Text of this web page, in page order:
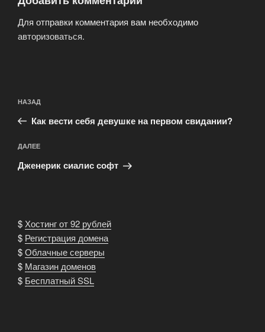
Для отправки комментария вам необходимо
авторизоваться.
по
записям
Предыдущая
запись:
НАЗАД
Как вести себя девушке на первом свидании?
Следующая
запись
ДАЛЕЕ
Дженерик сиалис софт
$Хостинг от 92 рублей
$ Регистрация домена
$Облачные серверы
$ Магазин доменов
$ Бесплатный SSL